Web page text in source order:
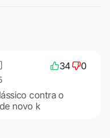
34 0
contra o
novo k